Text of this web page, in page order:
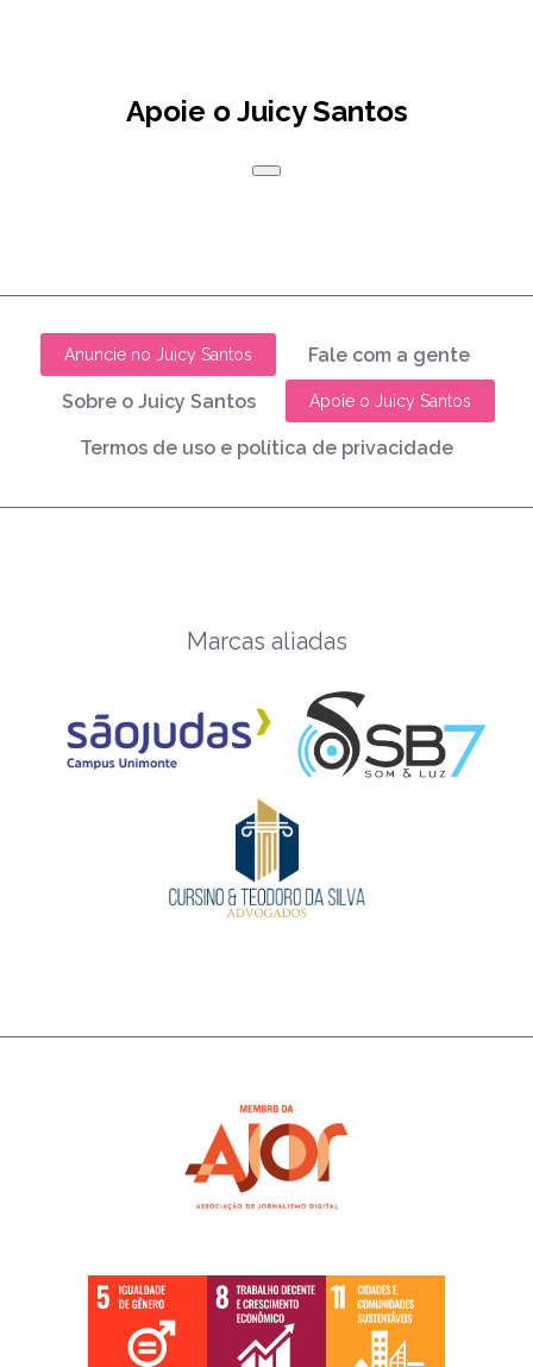
Apoie o Juicy Santos
Anuncie no Juicy Santos Fale com a gente
Sobre o Juicy Santos Apoie o Juicy Santos
Termos de uso e política de privacidade
Marcas aliadas